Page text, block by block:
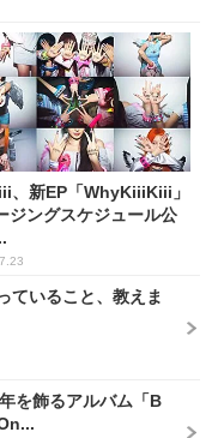
、新EP「WhyKiiiKiii」
ジングスケジュール公
ていること、教えま
を飾るアルバム「B